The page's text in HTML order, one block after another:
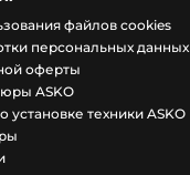
файлов cookies
персональных данных
оферты
ASKO
техники ASKO